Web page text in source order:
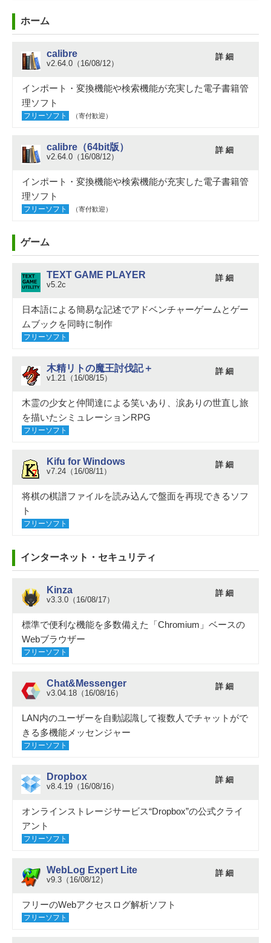
ホーム
calibre
v2.64.0（16/08/12）
詳 細
インポート・変換機能や検索機能が充実した電子書籍管
理ソフト
フリーソフト （寄付歓迎）
calibre（64bit版）
v2.64.0（16/08/12）
詳 細
インポート・変換機能や検索機能が充実した電子書籍管
理ソフト
フリーソフト （寄付歓迎）
ゲーム
TEXT GAME PLAYER
v5.2c
詳 細
日本語による簡易な記述でアドベンチャーゲームとゲー
ムブックを同時に制作
フリーソフト
木精リトの魔王討伐記＋
v1.21（16/08/15）
詳 細
木霊の少女と仲間達による笑いあり、涙ありの世直し旅
を描いたシミュレーションRPG
フリーソフト
Kifu for Windows
v7.24（16/08/11）
詳 細
将棋の棋譜ファイルを読み込んで盤面を再現できるソフ
ト
フリーソフト
インターネット・セキュリティ
Kinza
v3.3.0（16/08/17）
詳 細
標準で便利な機能を多数備えた「Chromium」ベースの
Webブラウザー
フリーソフト
Chat&Messenger
v3.04.18（16/08/16）
詳 細
LAN内のユーザーを自動認識して複数人でチャットがで
きる多機能メッセンジャー
フリーソフト
Dropbox
v8.4.19（16/08/16）
詳 細
オンラインストレージサービス“Dropbox”の公式クライ
アント
フリーソフト
WebLog Expert Lite
v9.3（16/08/12）
詳 細
フリーのWebアクセスログ解析ソフト
フリーソフト